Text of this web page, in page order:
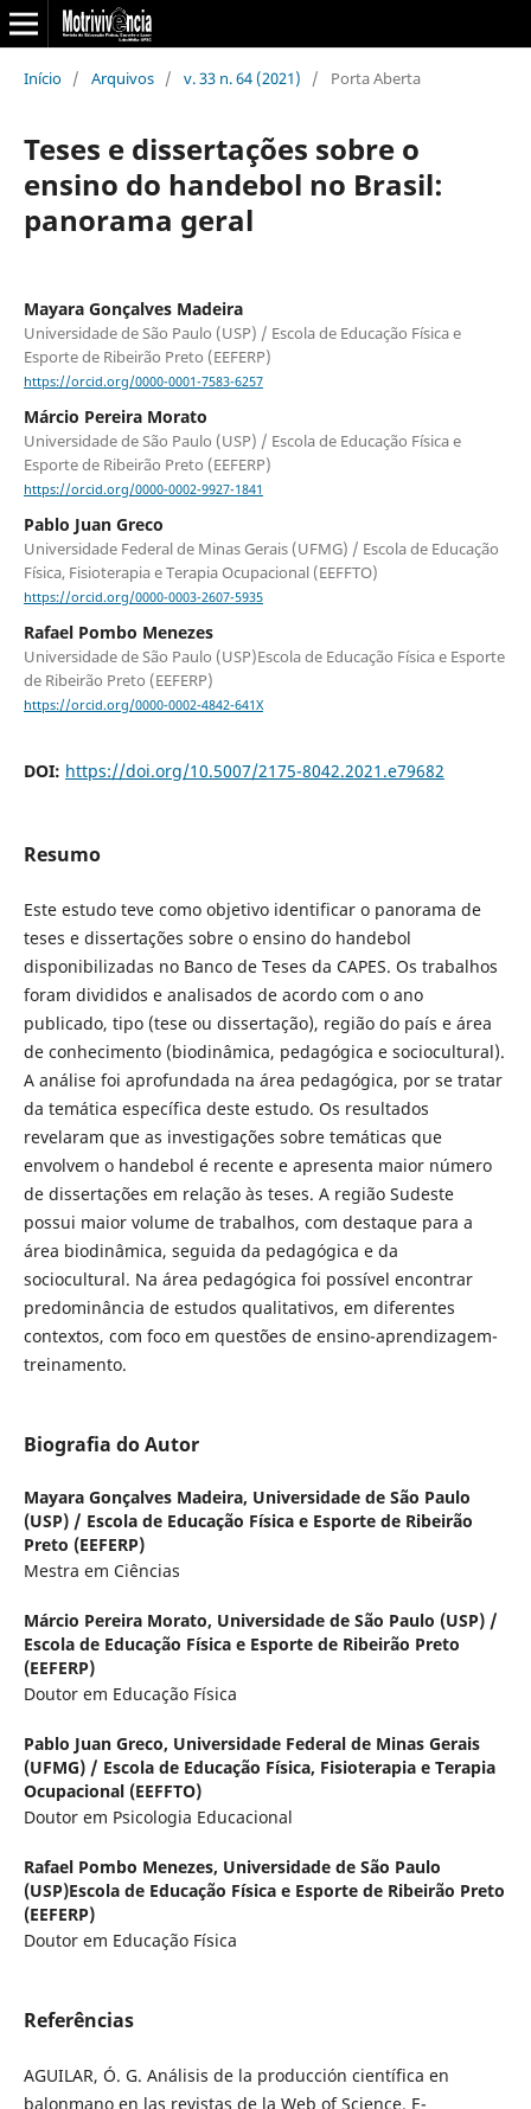
Início / Arquivos / v. 33 n. 64 (2021) / Porta Aberta
Teses e dissertações sobre o
ensino do handebol no Brasil:
panorama geral
Mayara Gonçalves Madeira
Universidade de São Paulo (USP) / Escola de Educação Física e
Esporte de Ribeirão Preto (EEFERP)
https://orcid.org/0000-0001-7583-6257
Márcio Pereira Morato
Universidade de São Paulo (USP) / Escola de Educação Física e
Esporte de Ribeirão Preto (EEFERP)
https://orcid.org/0000-0002-9927-1841
Pablo Juan Greco
Universidade Federal de Minas Gerais (UFMG) / Escola de Educação
Física, Fisioterapia e Terapia Ocupacional (EEFFTO)
https://orcid.org/0000-0003-2607-5935
Rafael Pombo Menezes
Universidade de São Paulo (USP)Escola de Educação Física e Esporte
de Ribeirão Preto (EEFERP)
https://orcid.org/0000-0002-4842-641X
DOI: https://doi.org/10.5007/2175-8042.2021.e79682
Resumo
Este estudo teve como objetivo identificar o panorama de
teses e dissertações sobre o ensino do handebol
disponibilizadas no Banco de Teses da CAPES. Os trabalhos
foram divididos e analisados de acordo com o ano
publicado, tipo (tese ou dissertação), região do país e área
de conhecimento (biodinâmica, pedagógica e sociocultural).
A análise foi aprofundada na área pedagógica, por se tratar
da temática específica deste estudo. Os resultados
revelaram que as investigações sobre temáticas que
envolvem o handebol é recente e apresenta maior número
de dissertações em relação às teses. A região Sudeste
possui maior volume de trabalhos, com destaque para a
área biodinâmica, seguida da pedagógica e da
sociocultural. Na área pedagógica foi possível encontrar
predominância de estudos qualitativos, em diferentes
contextos, com foco em questões de ensino-aprendizagem-
treinamento.
Biografia do Autor
Mayara Gonçalves Madeira, Universidade de São Paulo
(USP) / Escola de Educação Física e Esporte de Ribeirão
Preto (EEFERP)
Mestra em Ciências
Márcio Pereira Morato, Universidade de São Paulo (USP) /
Escola de Educação Física e Esporte de Ribeirão Preto
(EEFERP)
Doutor em Educação Física
Pablo Juan Greco, Universidade Federal de Minas Gerais
(UFMG) / Escola de Educação Física, Fisioterapia e Terapia
Ocupacional (EEFFTO)
Doutor em Psicologia Educacional
Rafael Pombo Menezes, Universidade de São Paulo
(USP)Escola de Educação Física e Esporte de Ribeirão Preto
(EEFERP)
Doutor em Educação Física
Referências
AGUILAR, Ó. G. Análisis de la producción científica en
balonmano en las revistas de la Web of Science. E-